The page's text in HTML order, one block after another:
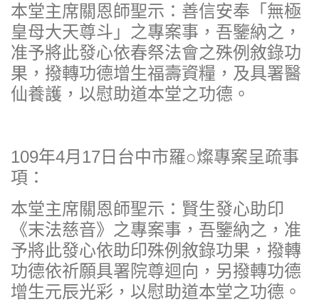
本堂主席關恩師聖示：善信安奉「無極
皇母大天尊斗」之專案事，吾鑒納之，
准予將此發心依春祭法會之殊例敘錄功
果，撥轉功德增生福壽資糧，及具署醫
仙養護，以慰助道本堂之功德。
109年4月17日台中市羅○燦專案呈疏事
項：
本堂主席關恩師聖示：賢生發心助印
《末法慈音》之專案事，吾鑒納之，准
予將此發心依助印殊例敘錄功果，撥轉
功德依祈願具署院尊迴向，另撥轉功德
增生元辰光彩，以慰助道本堂之功德。